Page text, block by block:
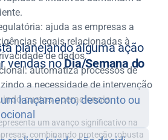
ajuda as empresas a
legais relacionadas à
de dados.​
automatiza processos de
a necessidade de intervenção
custos operacionais.
um avanço significativo na
combinando proteção robusta